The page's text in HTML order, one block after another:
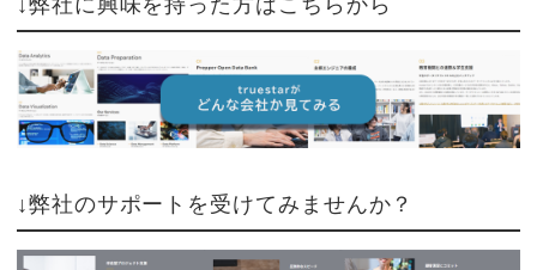
↓弊社のサポートを受けてみませんか？